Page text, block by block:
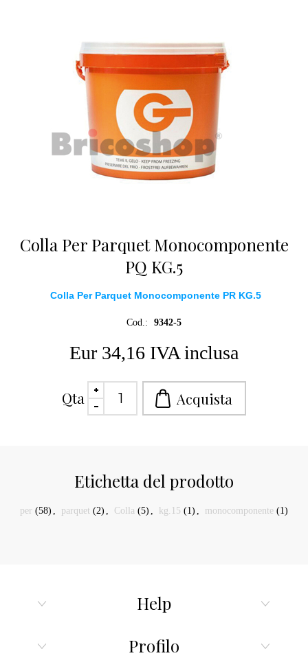
Colla Per Parquet Monocomponente
PQ KG.5
Colla Per Parquet Monocomponente PR KG.5
Cod.: 9342-5
Eur 34,16 IVA inclusa
Qta
Etichetta del prodotto
per (58) , parquet (2) , Colla (5) , kg.15 (1) , monocomponente (1)
Help
Profilo